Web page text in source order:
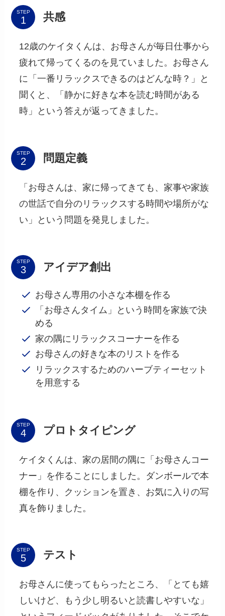
STEP 共感
12歳のケイタくんは、お母さんが毎日仕事から
疲れて帰ってくるのを見ていました。お母さん
に「一番リラックスできるのはどんな時？」と
聞くと、「静かに好きな本を読む時間がある
時」という答えが返ってきました。
STEP 問題定義
「お母さんは、家に帰ってきても、家事や家族
の世話で自分のリラックスする時間や場所がな
い」という問題を発見しました。
STEP アイデア創出
お母さん専用の小さな本棚を作る
「お母さんタイム」という時間を家族で決
める
家の隅にリラックスコーナーを作る
お母さんの好きな本のリストを作る
リラックスするためのハーブティーセット
を用意する
STEP プロトタイピング
ケイタくんは、家の居間の隅に「お母さんコー
ナー」を作ることにしました。ダンボールで本
棚を作り、クッションを置き、お気に入りの写
真を飾りました。
STEP テスト
お母さんに使ってもらったところ、「とても嬉
しいけど、もう少し明るいと読書しやすいな」